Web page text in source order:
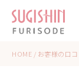
HOME / お客様の口コ